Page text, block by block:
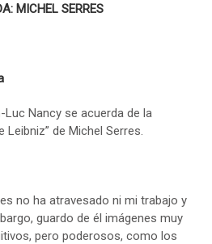
MICHEL SERRES
Nancy se acuerda de la
Leibniz” de Michel Serres.
no ha atravesado ni mi trabajo y
guardo de él imágenes muy
pero poderosos, como los